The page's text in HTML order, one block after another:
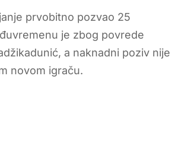
prvobitno pozvao 25
je zbog povrede
a naknadni poziv nije
novom igraču.